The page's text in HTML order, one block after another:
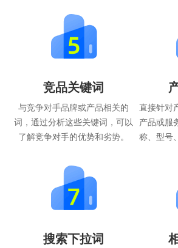
竞品关键词
与竞争对手品牌或产品相关的
词，通过分析这些关键词，可以
了解竞争对手的优势和劣势。
直接针对
产品或服
称、型号
搜索下拉词